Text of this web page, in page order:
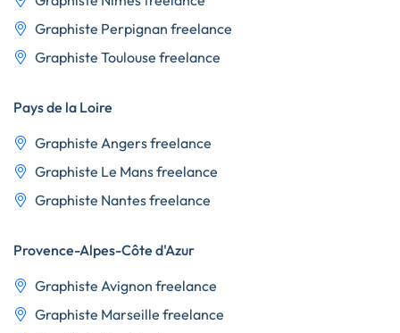
Graphiste Perpignan freelance
Graphiste Toulouse freelance
Pays de la Loire
Graphiste Angers freelance
Graphiste Le Mans freelance
Graphiste Nantes freelance
Provence-Alpes-Côte d'Azur
Graphiste Avignon freelance
Graphiste Marseille freelance